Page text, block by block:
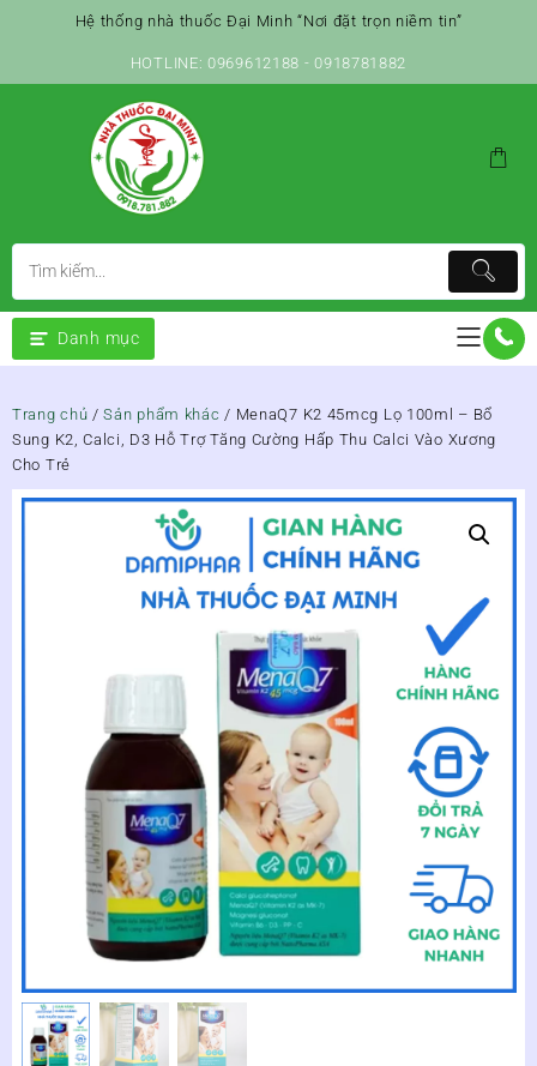
Hệ thống nhà thuốc Đại Minh “Nơi đặt trọn niềm tin”
HOTLINE: 0969612188 - 0918781882
Danh mục
Trang chủ /Sản phẩm khác / MenaQ7 K2 45mcg Lọ 100ml – Bổ
Sung K2, Calci, D3 Hỗ Trợ Tăng Cường Hấp Thu Calci Vào Xương
Cho Trẻ